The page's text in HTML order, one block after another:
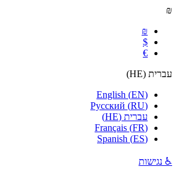
₪
₪
$
€
עברית (
HE
)
English (EN)
Русский (RU)
עברית (
HE
)
Français (FR)
Spanish (ES)
♿ נגישות